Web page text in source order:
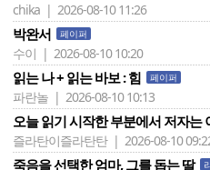
chika | 2026-08-10 11:26
박완서 페이퍼
수이 | 2026-08-10 10:20
읽는 나 + 읽는 바보 : 힘 페이퍼
파란놀 | 2026-08-10 10:13
오늘 읽기 시작한 부분에서 저자는
즐라탄이즐라탄탄 | 2026-08-10
죽음을 선택한 엄마, 그를 돕는 딸